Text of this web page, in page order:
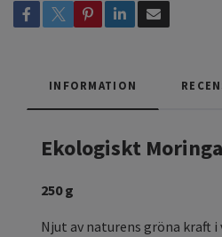
INFORMATION
Ekologiskt
250g
Njut av naturens gröna kraft